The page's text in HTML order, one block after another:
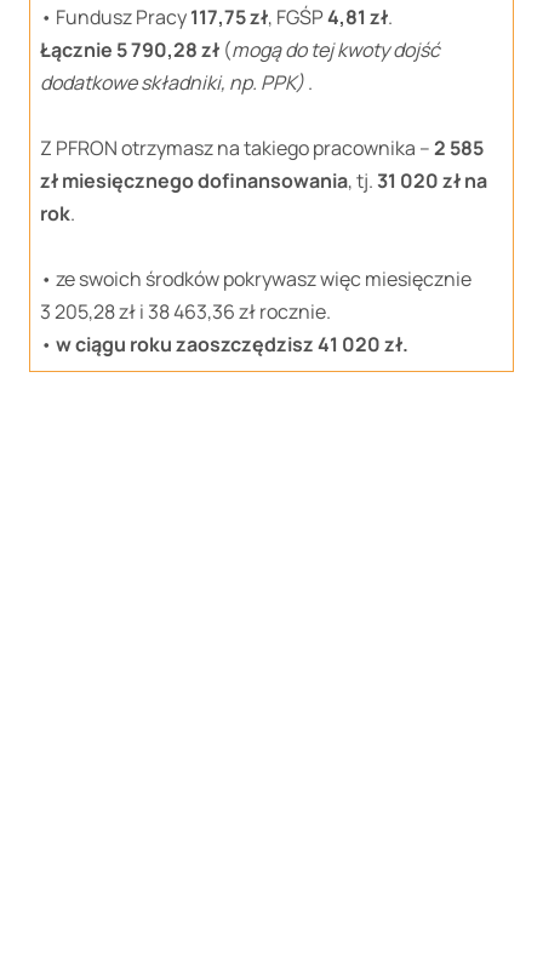
• Fundusz Pracy117,75 zł, FGŚP4,81 zł.
Łącznie 5 790,28 zł (mogą do tej kwoty dojść
dodatkowe składniki, np. PPK).
Z PFRON otrzymasz na takiego pracownika –2 585
zł miesięcznego dofinansowania, tj.31 020 zł na
rok.
• ze swoich środków pokrywasz więc miesięcznie
3 205,28 zł i 38 463,36 zł rocznie.
• w ciągu roku zaoszczędzisz 41 020 zł.